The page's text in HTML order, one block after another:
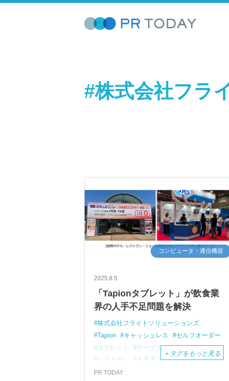
#株式会社フラ
コンピュータ・通信機器
2025.8.5
「Tapionタブレット」が飲食業
界の人手不足問題を解決
株式会社フライトソリューションズ
Tapion
キャッシュレス
セルフオーダー
タブレット
テーブルトップオーダー
レストラン
人手不足 実証実験
展示会
決済
省人化
＋ タグをもっと見る
PR TODAY